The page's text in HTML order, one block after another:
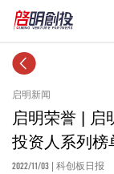
启明新闻
启明荣誉 | 启
投资人系列榜
2022/11/03 | 科创板日报